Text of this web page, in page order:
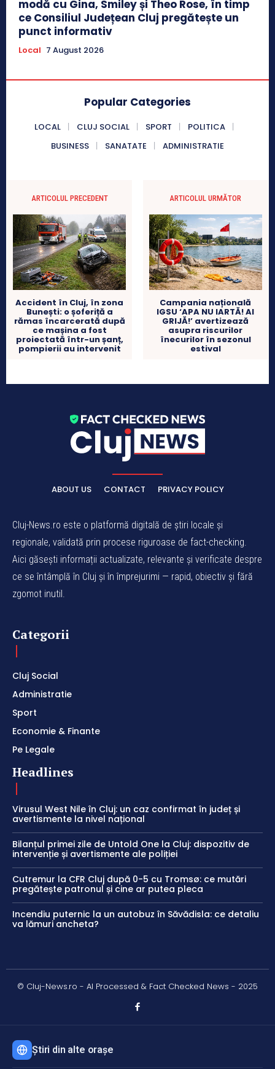
modă cu Gina, Smiley și Theo Rose, în timp
ce Consiliul Județean Cluj pregătește un
punct informativ
Local 7 August 2026
Popular Categories
LOCAL CLUJ SOCIAL SPORT
POLITICA
BUSINESS
SANATATE ADMINISTRATIE
ARTICOLUL PRECEDENT
Accident în Cluj, în zona
Bunești: o șoferiță a
rămas încarcerată după
ce mașina a fost
proiectată într-un șanț,
pompierii au intervenit
ARTICOLUL URMĂTOR
Campania națională
IGSU ‘APA NU IARTĂ! AI
GRIJĂ!’ avertizează
asupra riscurilor
înecurilor în sezonul
estival
ABOUT US CONTACT PRIVACY POLICY
Cluj-News.ro este o platformă digitală de știri locale și
regionale, validată prin procese riguroase de fact-checking.
Aici găsești informații actualizate, relevante și verificate despre
ce se întâmplă în Cluj și în împrejurimi — rapid, obiectiv și fără
zgomot inutil.
Categorii
Cluj Social
Administratie
Sport
Economie & Finante
Pe Legale
Headlines
Virusul West Nile în Cluj: un caz confirmat în județ și
avertismente la nivel național
Bilanțul primei zile de Untold One la Cluj: dispozitiv de
intervenție și avertismente ale poliției
Cutremur la CFR Cluj după 0-5 cu Tromsø: ce mutări
pregătește patronul și cine ar putea pleca
Incendiu puternic la un autobuz în Săvădisla: ce detaliu
va lămuri ancheta?
© Cluj-News.ro - AI Processed & Fact Checked News - 2025
Știri din alte orașe